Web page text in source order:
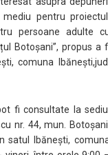
pentru
persoane adulte
Botoșani”, propus a
comuna
fi consultate la
nr. 44, mun.
satul Ibănești,